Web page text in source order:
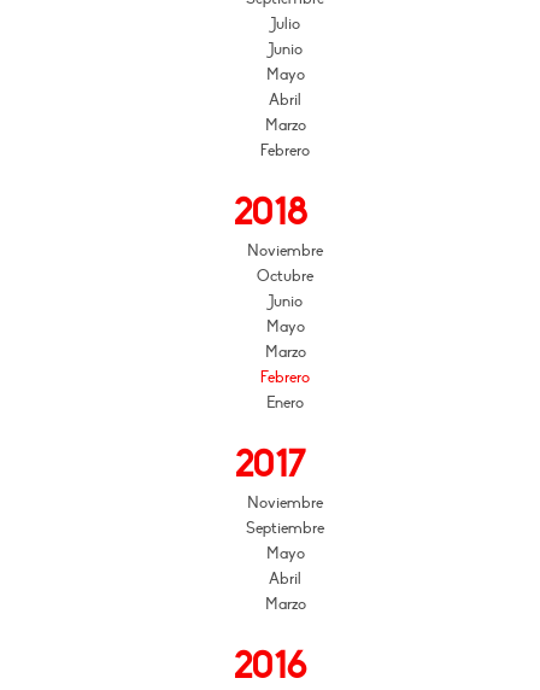
Julio
Junio
Mayo
Abril
Marzo
Febrero
2018
Noviembre
Octubre
Junio
Mayo
Marzo
Febrero
Enero
2017
Noviembre
Septiembre
Mayo
Abril
Marzo
2016